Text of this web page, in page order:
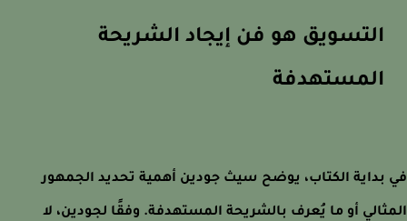
التسويق هو فن إيجاد الشريحة
المستهدفة
بداية الكتاب، يوضح سيث جودين أهمية تحديد الجمهور
أو ما يُعرف بالشريحة المستهدفة. وفقًا لجودين، لا